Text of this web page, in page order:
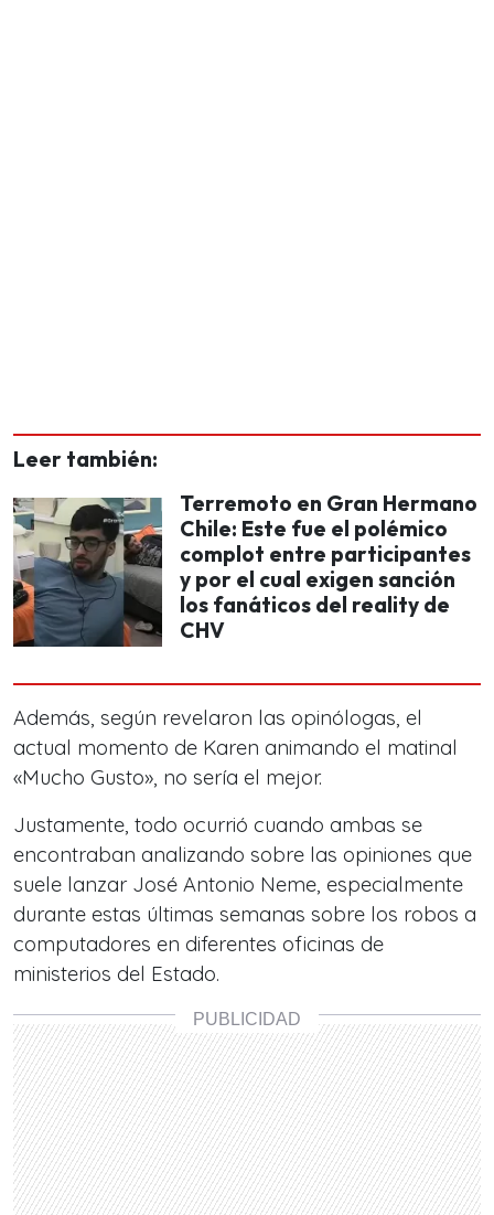
Leer también:
Terremoto en Gran Hermano
Chile: Este fue el polémico
complot entre participantes
y por el cual exigen sanción
los fanáticos del reality de
CHV
Además, según revelaron las opinólogas, el
actual momento de Karen animando el matinal
«Mucho Gusto», no sería el mejor.
Justamente, todo ocurrió cuando ambas se
encontraban analizando sobre las opiniones que
suele lanzar José Antonio Neme, especialmente
durante estas últimas semanas sobre los robos a
computadores en diferentes oficinas de
ministerios del Estado.